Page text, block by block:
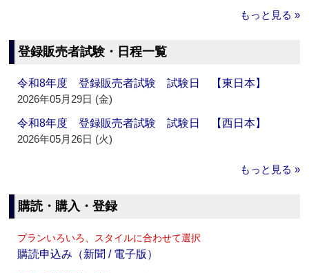
もっと見る »
登録販売者試験・日程一覧
令和8年度 登録販売者試験 試験日 【東日本】
2026年05月29日 (金)
令和8年度 登録販売者試験 試験日 【西日本】
2026年05月26日 (火)
もっと見る »
購読・購入・登録
プランいろいろ、スタイルに合わせて選択
購読申込み（新聞 / 電子版）